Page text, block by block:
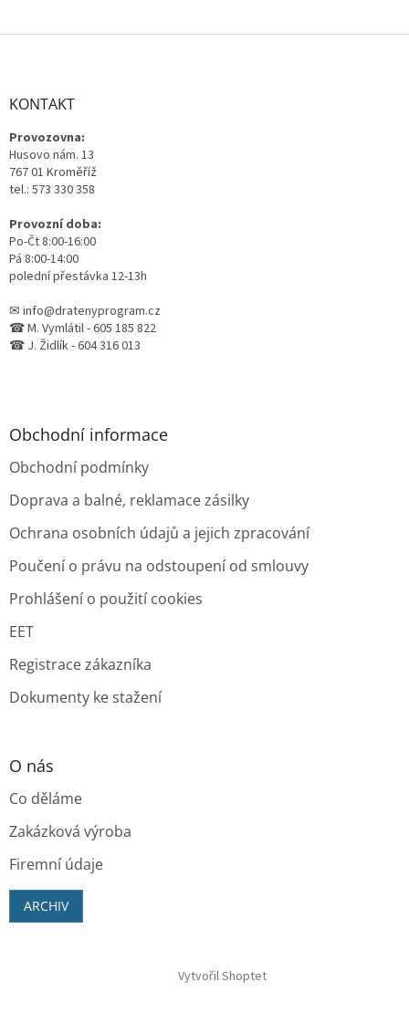
Z
KONTAKT
Provozovna:
Husovo nám. 13
767 01 Kroměříž
tel.: 573 330 358
Provozní doba:
Po-Čt 8:00-16:00
Pá 8:00-14:00
polední přestávka 12-13h
✉ info@dratenyprogram.cz
☎ M. Vymlátil - 605 185 822
☎ J. Židlík - 604 316 013
Obchodní informace
Obchodní podmínky
Doprava a balné, reklamace zásilky
Ochrana osobních údajů a jejich zpracování
Poučení o právu na odstoupení od smlouvy
Prohlášení o použití cookies
EET
Registrace zákazníka
Dokumenty ke stažení
O nás
Co děláme
Zakázková výroba
Firemní údaje
ARCHIV
Vytvořil Shoptet